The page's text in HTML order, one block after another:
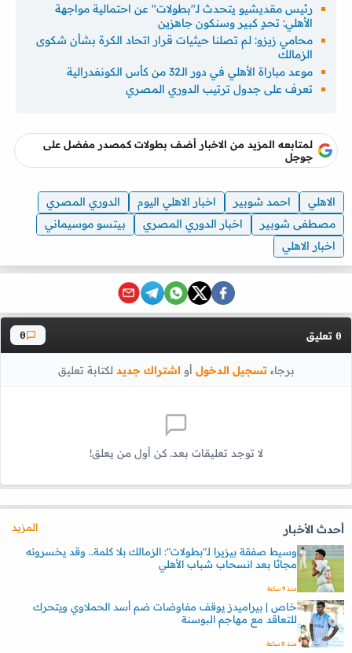
رئيس مقديشيو يتحدث لـ"بطولات" عن احتمالية مواجهة
الأهلي: تحدٍ كبير وسنكون جاهزين
محامي زيزو: لم تصلنا حيثيات قرار اتحاد الكرة بشأن شكوى
الزمالك
موعد مباراة الأهلي في دور الـ32 من كأس الكونفدرالية
تعرف على جدول ترتيب الدوري المصري
لمتابعه المزيد من الاخبار أضف بطولات كمصدر مفضل على
جوجل
الاهلي احمد شوبير اخبار الاهلي اليوم
الدوري المصري
مصطفى شوبير
اخبار الدوري المصري
بيتسو موسيماني
اخبار الاهلي
0 تعليق 0
برجاءتسجيل الدخول أواشتراك جديد لكتابة تعليق
لا توجد تعليقات بعد. كن أول من يعلق!
أحدث الأخبار
المزيد
وسيط صفقة بيزيرا لـ"بطولات": الزمالك بلا كلمة.. وقد يخسرونه
مجانًا بعد انسحاب شباب الأهلي
منذ 9 ساعة
خاص | بيراميدز يوقف مفاوضات ضم أسد الحملاوي ويتحرك
للتعاقد مع مهاجم البوسنة
منذ 8 ساعة